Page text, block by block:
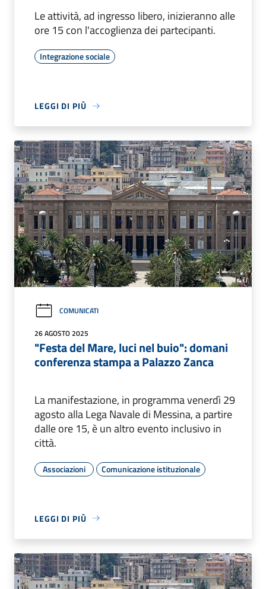
Le attività, ad ingresso libero, inizieranno alle
ore 15 con l'accoglienza dei partecipanti.
Integrazione sociale
LEGGI DI PIÙ
COMUNICATI
26 AGOSTO 2025
"Festa del Mare, luci nel buio": domani
conferenza stampa a Palazzo Zanca
La manifestazione, in programma venerdì 29
agosto alla Lega Navale di Messina, a partire
dalle ore 15, è un altro evento inclusivo in
città.
Associazioni Comunicazione istituzionale
LEGGI DI PIÙ